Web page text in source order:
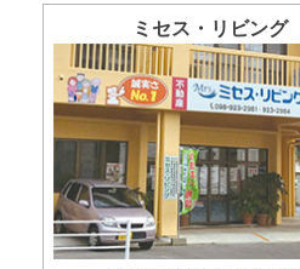
ミセス・リビング